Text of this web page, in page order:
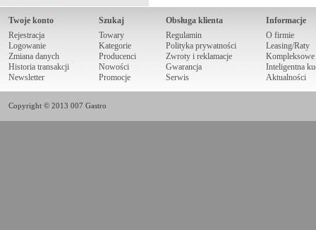
Twoje konto
Rejestracja
Logowanie
Zmiana danych
Historia transakcji
Newsletter
Szukaj
Towary
Kategorie
Producenci
Nowości
Promocje
Obsługa klienta
Regulamin
Polityka prywatności
Zwroty i reklamacje
Gwarancja
Serwis
Informacje
O firmie
Leasing/Raty
Kompleksowe
Inteligentna
Aktualności
Copyright © 2013 007 Gastro